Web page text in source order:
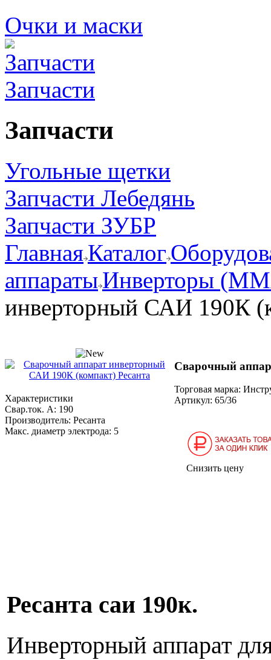
Очки и маски
Запчасти
Запчасти
Угольные щетки
Запчасти Лебедянь
Запчасти ЗУБР
ГлавнаяКаталог
аппаратыИнверторы
инверторный САИ 190К
Характеристики
Свар.ток. А: 190
Производитель: Ресанта
Макс. диаметр электрода: 5
Сварочный
Торговая марка:
Артикул: 65/36
Снизить цену
Ресанта саи 190к.
Инверторный аппарат